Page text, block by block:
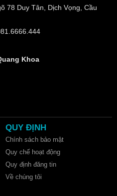
78 Duy Tân, Dịch Vọng, Cầu
Khoa
QUY ĐỊNH
Chính sách bảo mật
Quy chế hoạt động
Quy định đăng tin
Về chúng tôi